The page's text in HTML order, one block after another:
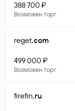
388 700 ₽
Возможен торг
reget.com
499 000 ₽
Возможен торг
firefin.ru